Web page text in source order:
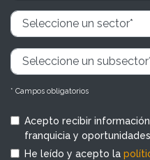
* Campos obligatorios
Acepto recibir
franquicia y
He leído y acepto la